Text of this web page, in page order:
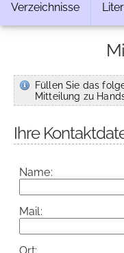
Verzeichnisse
Füllen Sie das
Mitteilung zu
Ihre
Name:
Mail: